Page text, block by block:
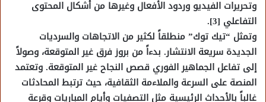
وتحريرات الفيديو وردود الأفعال وغيرها من أشكال المحتوى
التفاعلي [3].
وتمثل “تيك توك” منطلقاً لكثير من الاتجاهات والسرديات
الجديدة سريعة الانتشار. بدءاً من بروز فرق غير المتوقعة، وصولاً
إلى تفاعل الجماهير الفوري قصص النجاح غير المتوقعة. وتعتمد
المنصة على السرعة والملاءمة الثقافية، حيث ترتبط المحادثات
غالباً بالأحداث الرئيسية مثل التصفيات وأيام المباريات وقرعة